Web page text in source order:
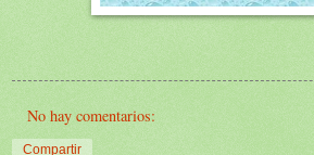
No hay comentarios:
Compartir